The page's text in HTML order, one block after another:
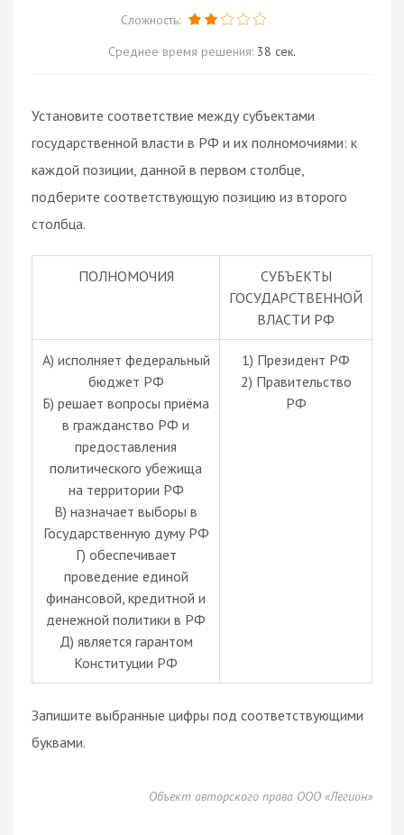
Сложность:
Среднее время решения: 38 сек.
Установите соответствие между субъектами
государственной власти в РФ и их полномочиями: к
каждой позиции, данной в первом столбце,
подберите соответствующую позицию из второго
столбца.
ПОЛНОМОЧИЯ
СУБЪЕКТЫ
ГОСУДАРСТВЕННОЙ
ВЛАСТИ РФ
A) исполняет федеральный
бюджет РФ
Б) решает вопросы приёма
в гражданство РФ и
предоставления
политического убежища
на территории РФ
В) назначает выборы в
Государственную думу РФ
Г) обеспечивает
проведение единой
финансовой, кредитной и
денежной политики в РФ
Д) является гарантом
Конституции РФ
1) Президент РФ
2) Правительство
РФ
Запишите выбранные цифры под соответствующими
буквами.
Объект авторского права ООО «Легион»